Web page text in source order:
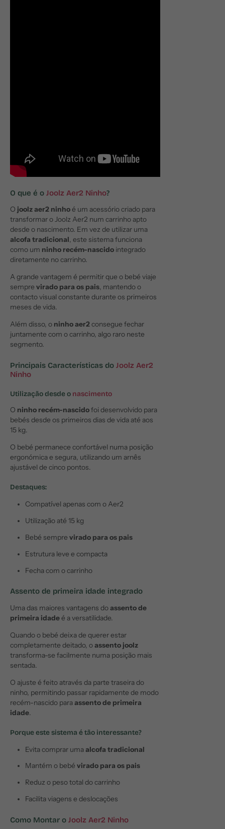
O que é o Joolz Aer2 Ninho?
O joolz aer2 ninhoé um acessório criado para
transformar o Joolz Aer2 num carrinho apto
desde o nascimento. Em vez de utilizar uma
alcofa tradicional, este sistema funciona
como um ninho recém-nascido integrado
diretamente no carrinho.
A grande vantagem é permitir que o bebé viaje
sempre virado para os pais, mantendo o
contacto visual constante durante os primeiros
meses de vida.
Além disso, o ninho aer2consegue fechar
juntamente com o carrinho, algo raro neste
segmento.
Principais Características do Joolz Aer2
Ninho
Utilização desde o nascimento
O ninho recém-nascidofoi desenvolvido para
bebés desde os primeiros dias de vida até aos
15 kg.
O bebé permanece confortável numa posição
ergonómica e segura, utilizando um arnês
ajustável de cinco pontos.
Destaques:
Compatível apenas com o Aer2
Utilização até 15 kg
Bebé sempre virado para os pais
Estrutura leve e compacta
Fecha com o carrinho
Assento de primeira idade integrado
Uma das maiores vantagens doassento de
primeira idadeé a versatilidade.
Quando o bebé deixa de querer estar
completamente deitado, oassento joolz
transforma-se facilmente numa posição mais
sentada.
O ajuste é feito através da parte traseira do
ninho, permitindo passar rapidamente de modo
recém-nascido paraassento de primeira
idade.
Porque este sistema é tão interessante?
Evita comprar umaalcofa tradicional
Mantém o bebé virado para os pais
Reduz o peso total do carrinho
Facilita viagens e deslocações
Como Montar o Joolz Aer2 Ninho